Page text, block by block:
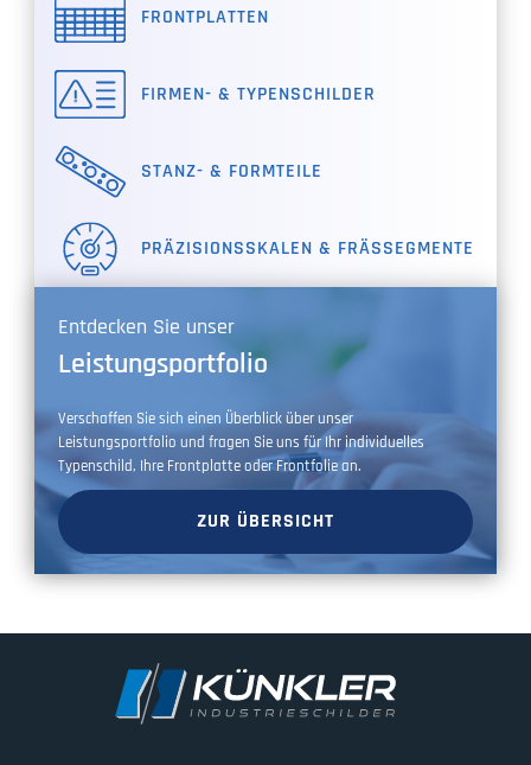
FRONTPLATTEN
FIRMEN- & TYPENSCHILDER
STANZ- & FORMTEILE
PRÄZISIONSSKALEN & FRÄSSEGMENTE
Entdecken Sie unser
Leistungsportfolio
Verschaffen Sie sich einen Überblick über unser
Leistungsportfolio und fragen Sie uns für Ihr individuelles
Typenschild, Ihre Frontplatte oder Frontfolie an.
ZUR ÜBERSICHT